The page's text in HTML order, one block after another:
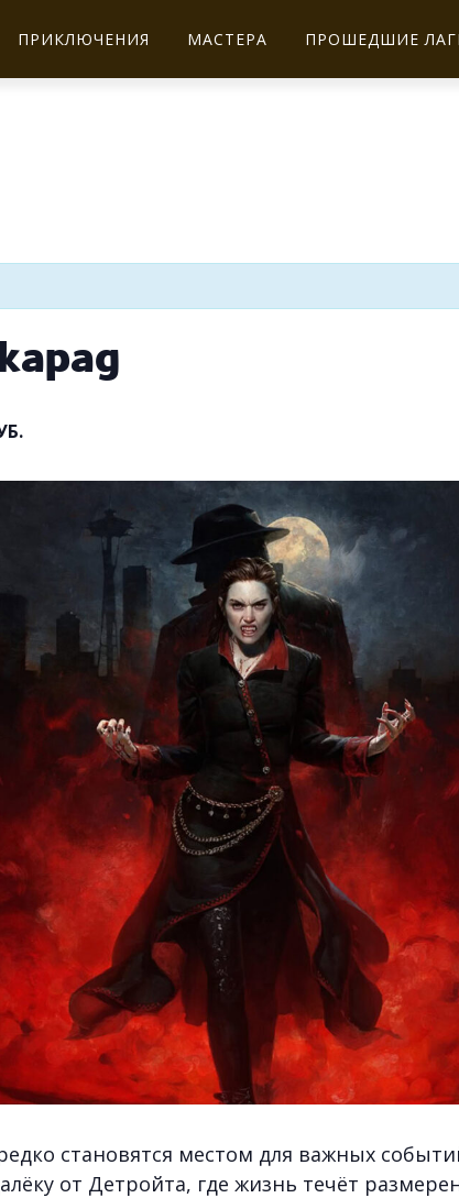
ПРИКЛЮЧЕНИЯ МАСТЕРА ПРОШЕДШИЕ
становятся местом для важных
от Детройта, где жизнь течёт